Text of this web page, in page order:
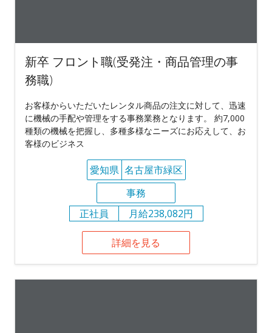
新卒 フロント職(受発注・商品管理の事
務職)
お客様からいただいたレンタル商品の注文に対して、迅速
に機械の手配や管理をする事務業務となります。 約7,000
種類の機械を把握し、多種多様なニーズにお応えして、お
客様のビジネス
愛知県 名古屋市緑区
事務
正社員
月給238,082円
詳細を見る